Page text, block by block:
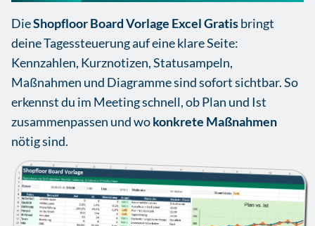
DieShopfloor Board Vorlage Excel Gratisbringt
deine Tagessteuerung auf eine klare Seite:
Kennzahlen, Kurznotizen, Statusampeln,
Maßnahmen und Diagramme sind sofort sichtbar. So
erkennst du im Meeting schnell, ob Plan und Ist
zusammenpassen und wokonkrete Maßnahmen
nötig sind.